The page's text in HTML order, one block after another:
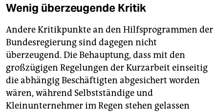
Wenig überzeugende Kritik
Andere Kritikpunkte an den Hilfsprogrammen der
Bundesregierung sind dagegen nicht
überzeugend. Die Behauptung, dass mit den
großzügigen Regelungen der Kurzarbeit einseitig
die abhängig Beschäftigten abgesichert worden
wären, während Selbstständige und
Kleinunternehmer im Regen stehen gelassen